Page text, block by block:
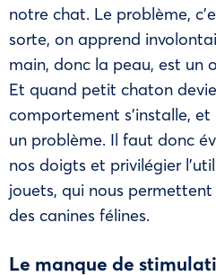
notre chat. Le problème,
sorte, on apprend
main, donc la peau, est un
Et quand petit chaton
comportement s’installe,
un problème. Il faut donc
nos doigts et privilégier
jouets, qui nous
des canines félines.
Le manque de